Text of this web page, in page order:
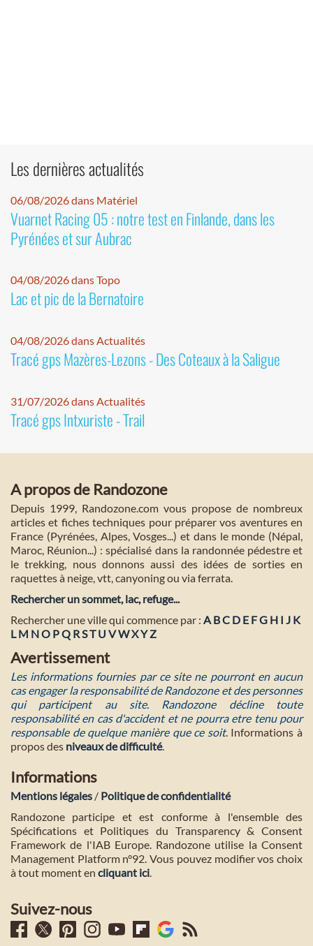
Les dernières actualités
06/08/2026 dans Matériel
Vuarnet Racing 05 : notre test en Finlande, dans les
Pyrénées et sur Aubrac
04/08/2026 dans Topo
Lac et pic de la Bernatoire
04/08/2026 dans Actualités
Tracé gps Mazères-Lezons - Des Coteaux à la Saligue
31/07/2026 dans Actualités
Tracé gps Intxuriste - Trail
A propos de Randozone
Depuis 1999, Randozone.com vous propose de nombreux
articles et fiches techniques pour préparer vos aventures en
France (Pyrénées, Alpes, Vosges...) et dans le monde (Népal,
Maroc, Réunion...) : spécialisé dans la randonnée pédestre et
le trekking, nous donnons aussi des idées de sorties en
raquettes à neige, vtt, canyoning ou via ferrata.
Rechercher un sommet, lac, refuge...
Rechercher une ville qui commence par : A BC D E FG H I J K
L M NO PQ RST U VWXYZ
Avertissement
Les informations fournies par ce site ne pourront en aucun
cas engager la responsabilité de Randozone et des personnes
qui participent au site. Randozone décline toute
responsabilité en cas d'accident et ne pourra etre tenu pour
responsable de quelque manière que ce soit. Informations à
propos des niveaux de difficulté.
Informations
Mentions légales / Politique de confidentialité
Randozone participe et est conforme à l'ensemble des
Spécifications et Politiques du Transparency & Consent
Framework de l'IAB Europe. Randozone utilise la Consent
Management Platform n°92. Vous pouvez modifier vos choix
à tout moment en cliquant ici.
Suivez-nous